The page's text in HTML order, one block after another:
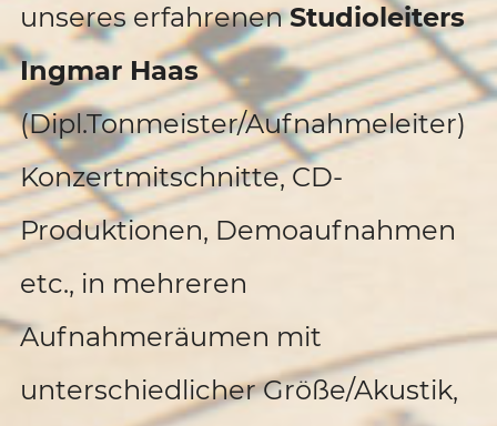
unseres erfahrenenStudioleiters
Ingmar Haas
(Dipl.Tonmeister/Aufnahmeleiter)
Konzertmitschnitte, CD-
Produktionen, Demoaufnahmen
etc., in mehreren
Aufnahmeräumen mit
unterschiedlicher Größe/Akustik,